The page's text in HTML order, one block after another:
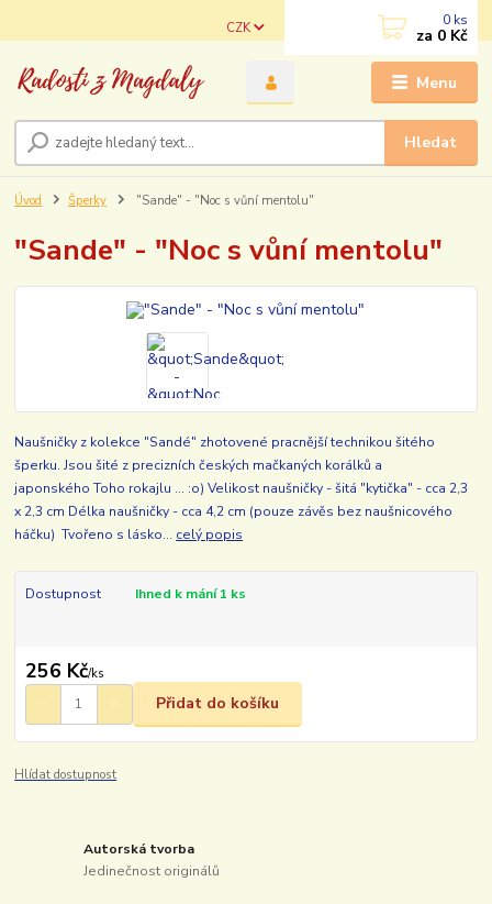
Menu
CZK
Hledat
0 ks
za 0 Kč
Úvod Šperky "Sande" - "Noc s vůní mentolu"
"Sande" - "Noc s vůní mentolu"
Naušničky z kolekce "Sandé" zhotovené pracnější technikou šitého
šperku. Jsou šité z precizních českých mačkaných korálků a
japonského Toho rokajlu ... :o) Velikost naušničky - šitá "kytička" - cca 2,3
x 2,3 cm Délka naušničky - cca 4,2 cm (pouze závěs bez naušnicového
háčku) Tvořeno s lásko... celý popis
Dostupnost Ihned k mání 1 ks
256 Kč/ks
Přidat do košíku
Hlídat dostupnost
Autorská tvorba
Jedinečnost originálů